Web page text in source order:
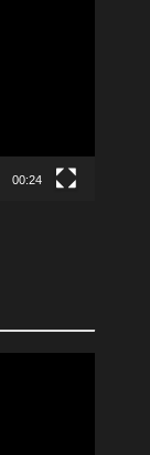
00:24